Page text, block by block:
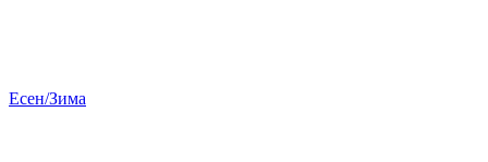
Есен/Зима